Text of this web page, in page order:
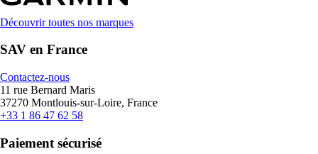
Découvrir toutes nos marques
SAV en France
Contactez-nous
11 rue Bernard Maris
37270 Montlouis-sur-Loire, France
+33 1 86 47 62 58
Paiement sécurisé